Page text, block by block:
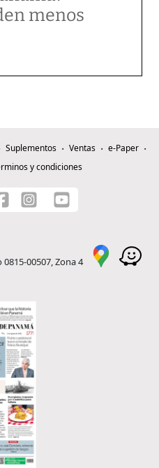
menos
Suplementos Ventas
e-Paper
y condiciones
00507, Zona 4